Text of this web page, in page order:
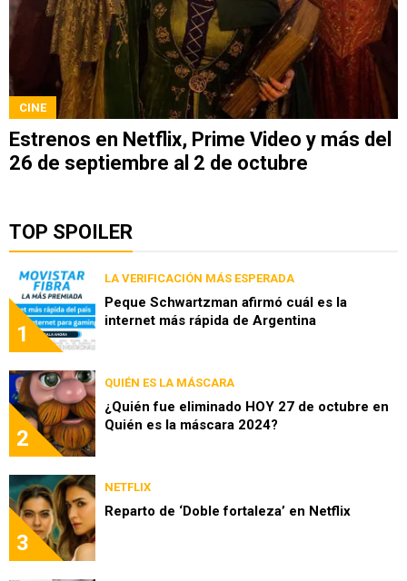
CINE
Estrenos en Netflix, Prime Video y más del
26 de septiembre al 2 de octubre
TOP SPOILER
1
LA VERIFICACIÓN MÁS ESPERADA
Peque Schwartzman afirmó cuál es la
internet más rápida de Argentina
2
QUIÉN ES LA MÁSCARA
¿Quién fue eliminado HOY 27 de octubre en
Quién es la máscara 2024?
3
NETFLIX
Reparto de ‘Doble fortaleza’ en Netflix